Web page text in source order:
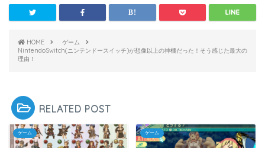
HOME
ゲーム
NintendoSwitch(ニンテンドースイッチ)が想像以上の神機だった！そう感じた最大の
理由！
RELATED POST
ゲーム ゲーム